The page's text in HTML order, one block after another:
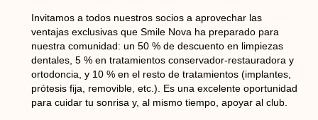
Invitamos a todos nuestros socios a aprovechar las
ventajas exclusivas que Smile Nova ha preparado para
nuestra comunidad: un 50 % de descuento en limpiezas
dentales, 5 % en tratamientos conservador-restauradora y
ortodoncia, y 10 % en el resto de tratamientos (implantes,
prótesis fija, removible, etc.). Es una excelente oportunidad
para cuidar tu sonrisa y, al mismo tiempo, apoyar al club.